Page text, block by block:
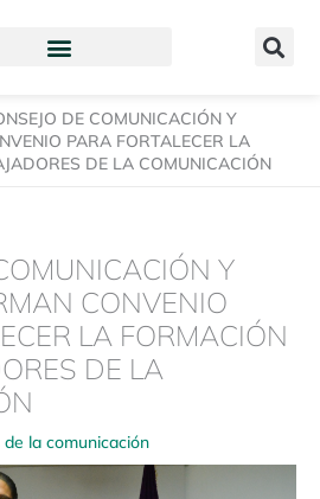
DE COMUNICACIÓN Y
PARA FORTALECER LA
DE LA COMUNICACIÓN
Y
CONVENIO
LA FORMACIÓN
DE LA
la comunicación